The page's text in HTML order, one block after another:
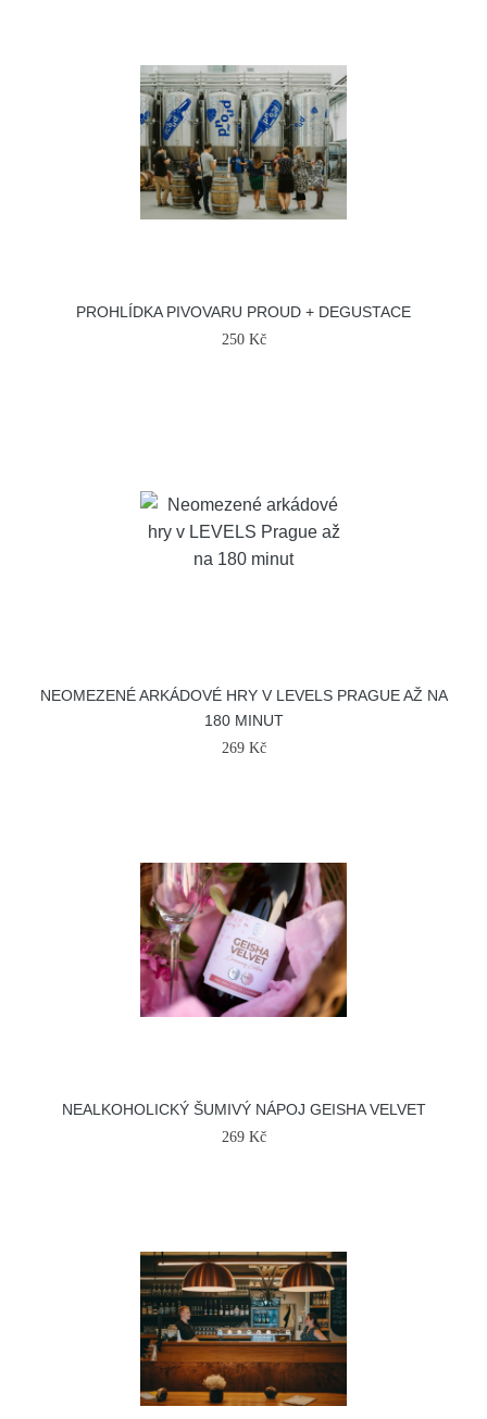
PROHLÍDKA PIVOVARU PROUD + DEGUSTACE
250 Kč
NEOMEZENÉ ARKÁDOVÉ HRY V LEVELS PRAGUE AŽ NA
180 MINUT
269 Kč
NEALKOHOLICKÝ ŠUMIVÝ NÁPOJ GEISHA VELVET
269 Kč